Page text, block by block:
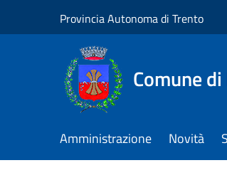
Provincia Autonoma di Trento
Comune
Amministrazione Novità